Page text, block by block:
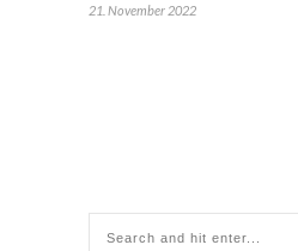
21. November 2022